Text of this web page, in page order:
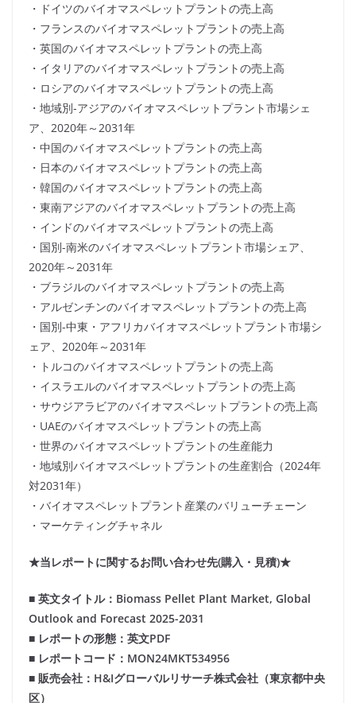
・ドイツのバイオマスペレットプラントの売上高
・フランスのバイオマスペレットプラントの売上高
・英国のバイオマスペレットプラントの売上高
・イタリアのバイオマスペレットプラントの売上高
・ロシアのバイオマスペレットプラントの売上高
・地域別-アジアのバイオマスペレットプラント市場シェ
ア、2020年～2031年
・中国のバイオマスペレットプラントの売上高
・日本のバイオマスペレットプラントの売上高
・韓国のバイオマスペレットプラントの売上高
・東南アジアのバイオマスペレットプラントの売上高
・インドのバイオマスペレットプラントの売上高
・国別-南米のバイオマスペレットプラント市場シェア、
2020年～2031年
・ブラジルのバイオマスペレットプラントの売上高
・アルゼンチンのバイオマスペレットプラントの売上高
・国別-中東・アフリカバイオマスペレットプラント市場シ
ェア、2020年～2031年
・トルコのバイオマスペレットプラントの売上高
・イスラエルのバイオマスペレットプラントの売上高
・サウジアラビアのバイオマスペレットプラントの売上高
・UAEのバイオマスペレットプラントの売上高
・世界のバイオマスペレットプラントの生産能力
・地域別バイオマスペレットプラントの生産割合（2024年
対2031年）
・バイオマスペレットプラント産業のバリューチェーン
・マーケティングチャネル
★当レポートに関するお問い合わせ先(購入・見積)★
■ 英文タイトル：Biomass Pellet Plant Market, Global
Outlook and Forecast 2025-2031
■ レポートの形態：英文PDF
■ レポートコード：MON24MKT534956
■ 販売会社：H&Iグローバルリサーチ株式会社（東京都中央
区）